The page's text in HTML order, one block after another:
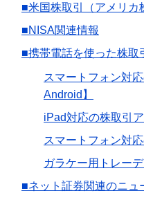
■米国株取引（アメリカ
■NISA関連情報
■携帯電話を使った株取引
スマートフォン対
Android】
iPad対応の株取引ア
スマートフォン対
ガラケー用トレー
■ネット証券関連のニュ